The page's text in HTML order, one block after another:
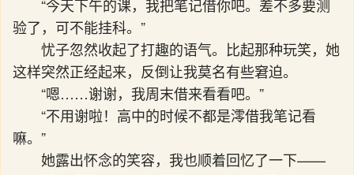
“今天下午的课，我把笔记借你吧。差不多要测
验了，可不能挂科。”
忧子忽然收起了打趣的语气。比起那种玩笑，她
这样突然正经起来，反倒让我莫名有些窘迫。
“嗯……谢谢，我周末借来看看吧。”
“不用谢啦！高中的时候不都是澪借我笔记看
嘛。”
她露出怀念的笑容，我也顺着回忆了一下——